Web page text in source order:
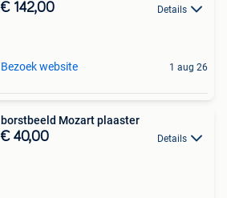
€ 142,00 Details
Bezoek website 1 aug 26
borstbeeld Mozart plaaster
€ 40,00 Details